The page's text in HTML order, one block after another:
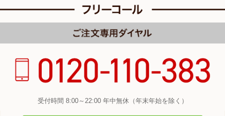
受付時間 8:00～22:00 年中無休（年末年始を除く）